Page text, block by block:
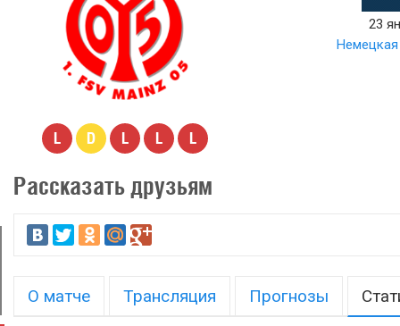
L D L L L
23
Немецкая
Рассказать друзьям
О матче Трансляция Прогнозы